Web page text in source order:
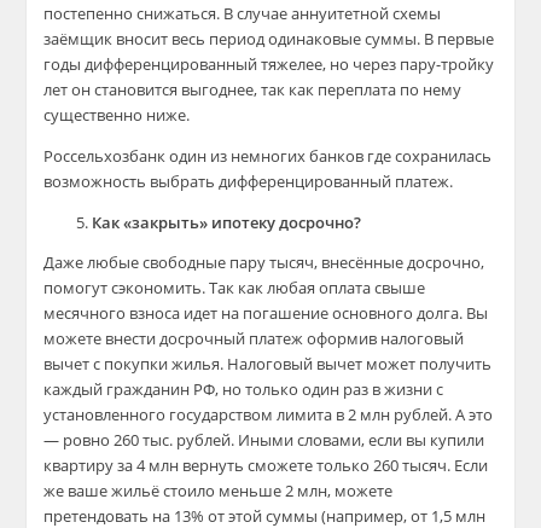
постепенно снижаться. В случае аннуитетной схемы
заёмщик вносит весь период одинаковые суммы. В первые
годы дифференцированный тяжелее, но через пару-тройку
лет он становится выгоднее, так как переплата по нему
существенно ниже.
Россельхозбанк один из немногих банков где сохранилась
возможность выбрать дифференцированный платеж.
Как «закрыть» ипотеку досрочно?
Даже любые свободные пару тысяч, внесённые досрочно,
помогут сэкономить. Так как любая оплата свыше
месячного взноса идет на погашение основного долга. Вы
можете внести досрочный платеж оформив налоговый
вычет с покупки жилья. Налоговый вычет может получить
каждый гражданин РФ, но только один раз в жизни с
установленного государством лимита в 2 млн рублей. А это
— ровно 260 тыс. рублей. Иными словами, если вы купили
квартиру за 4 млн вернуть сможете только 260 тысяч. Если
же ваше жильё стоило меньше 2 млн, можете
претендовать на 13% от этой суммы (например, от 1,5 млн